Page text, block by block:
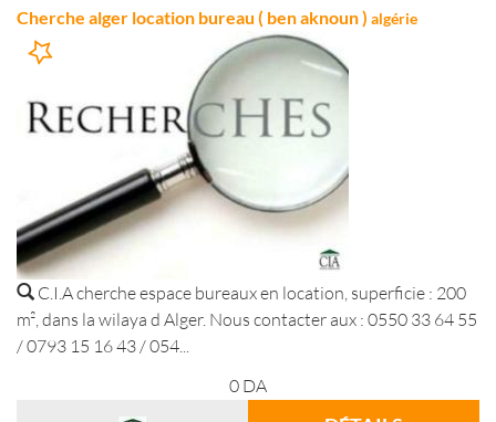
Cherche alger location bureau ( ben aknoun ) algérie
C.I.A cherche espace bureaux en location, superficie : 200
m², dans la wilaya d Alger. Nous contacter aux : 0550 33 64 55
/ 0793 15 16 43 / 054...
0 DA